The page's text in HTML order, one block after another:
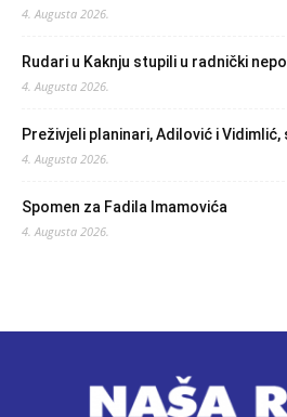
4. Augusta 2026.
Rudari u Kaknju stupili u radnički
4. Augusta 2026.
Preživjeli planinari, Adilović i Vidimlić,
4. Augusta 2026.
Spomen za Fadila Imamovića
4. Augusta 2026.